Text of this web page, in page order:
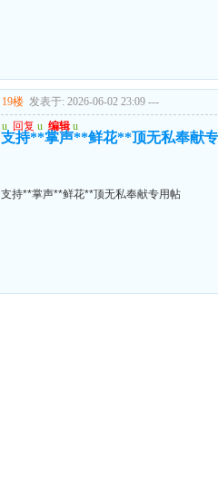
19楼 发表于: 2026-06-02 23:09 ---
u 回复 u 编辑 u
支持**掌声**鲜花**顶无私奉献
支持**掌声**鲜花**顶无私奉献专用帖